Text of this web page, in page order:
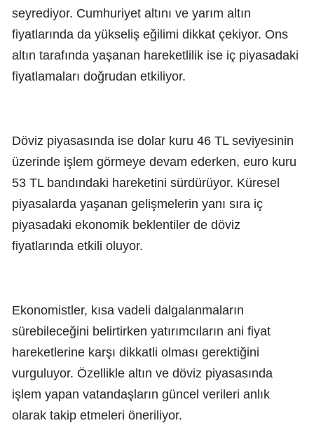
seyrediyor. Cumhuriyet altını ve yarım altın
fiyatlarında da yükseliş eğilimi dikkat çekiyor. Ons
altın tarafında yaşanan hareketlilik ise iç piyasadaki
fiyatlamaları doğrudan etkiliyor.
Döviz piyasasında ise dolar kuru 46 TL seviyesinin
üzerinde işlem görmeye devam ederken, euro kuru
53 TL bandındaki hareketini sürdürüyor. Küresel
piyasalarda yaşanan gelişmelerin yanı sıra iç
piyasadaki ekonomik beklentiler de döviz
fiyatlarında etkili oluyor.
Ekonomistler, kısa vadeli dalgalanmaların
sürebileceğini belirtirken yatırımcıların ani fiyat
hareketlerine karşı dikkatli olması gerektiğini
vurguluyor. Özellikle altın ve döviz piyasasında
işlem yapan vatandaşların güncel verileri anlık
olarak takip etmeleri öneriliyor.